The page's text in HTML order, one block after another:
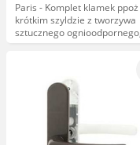
Paris - Komplet klamek ppoż
krótkim szyldzie z tworzywa
sztucznego
szyldem ślepym, kolor